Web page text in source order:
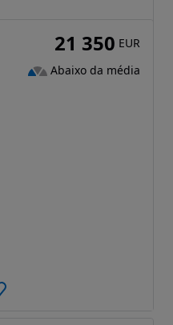
21 350 EUR
Abaixo da média